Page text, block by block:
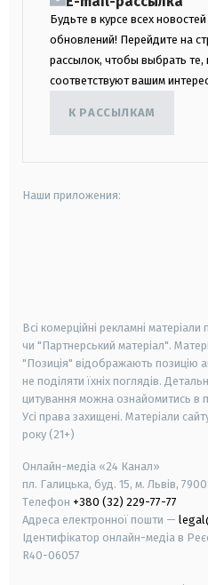
Будьте в курсе всех новостей
обновлений! Перейдите на
рассылок, чтобы выбрать те,
соответствуют вашим
К РАССЫЛКАМ
Наши приложения:
Всі комерційні рекламні
чи "Партнерський матеріал".
"Позиція" відображають позицію
не поділяти їхніх поглядів.
цитування можна ознайомитись в
Усі права захищені. Матеріали
року (21+)
Онлайн-медіа «24 Канал»
пл. Галицька, буд. 15, м. Львів,
Телефон +380 (32) 229-77-77
Адреса електронної пошти —
Ідентифікатор онлайн-медіа в
R40-06057